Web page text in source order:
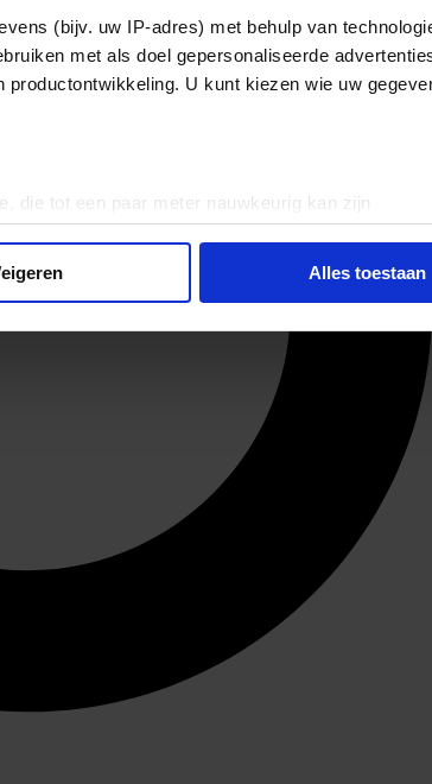
(bijv. uw IP-adres) met behulp van
met als doel gepersonaliseerde
U kunt kiezen wie uw
die tot een paar meter nauwkeurig kan zijn
op specifieke eigenschappen (fingerprinting)
en stel uw voorkeuren in het
detailgedeelte
om functies voor social media te bieden
uw gebruik van onze site met onze partners voor
combineren met andere informatie die u
van hun services.
Alles toestaan